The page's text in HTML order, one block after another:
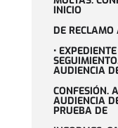
INICIO
DE RECLAMO
•
AUDIENCIA
CONFESIÓN.
AUDIENCIA
PRUEBA DE